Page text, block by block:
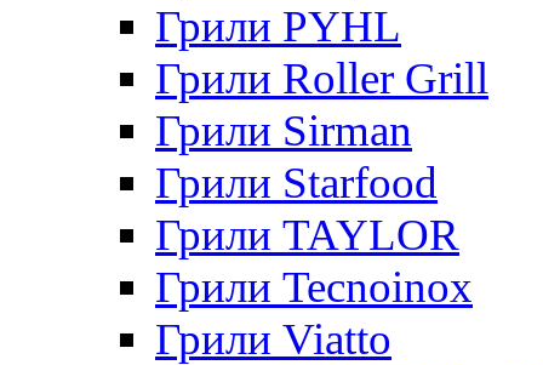
Грили PYHL
Грили Roller Grill
Грили Sirman
Грили Starfood
Грили TAYLOR
Грили Tecnoinox
Грили Viatto